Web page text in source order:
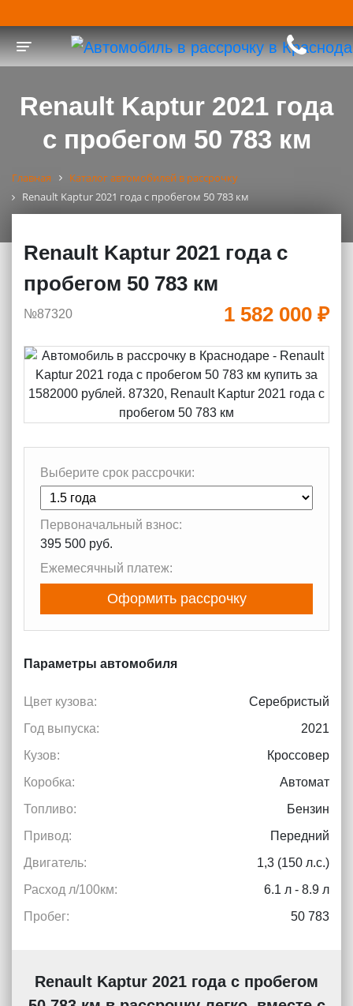
Toggle navigation
Renault Kaptur 2021 года
с пробегом 50 783 км
Главная
Каталог автомобилей в рассрочку
Renault Kaptur 2021 года с пробегом 50 783 км
Renault Kaptur 2021 года с
пробегом 50 783 км
№87320 1 582 000 ₽
Выберите срок рассрочки:
Первоначальный взнос:
395 500 руб.
Ежемесячный платеж:
Оформить рассрочку
Параметры автомобиля
Цвет кузова:
Серебристый
Год выпуска:
2021
Кузов:
Кроссовер
Коробка:
Автомат
Топливо:
Бензин
Привод:
Передний
Двигатель:
1,3 (150 л.с.)
Расход л/100км:
6.1 л - 8.9 л
Пробег:
50 783
Renault Kaptur 2021 года с пробегом